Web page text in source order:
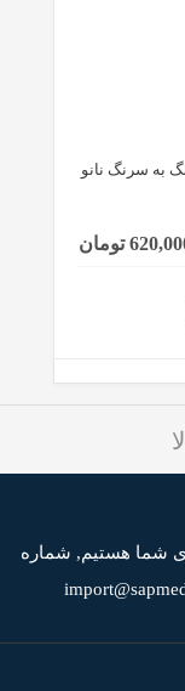
به سرنگ نانو
تومان
شماره